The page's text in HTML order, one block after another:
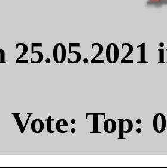
Vote: Top: 0